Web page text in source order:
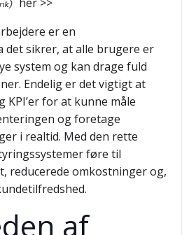
er en
det sikrer, at alle brugere er
system og kan drage fuld
Endelig er det vigtigt at
KPI’er for at kunne måle
og foretage
i realtid. Med den rette
føre til
reducerede omkostninger og,
af